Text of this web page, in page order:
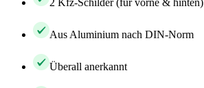
2 Kfz-Schilder (für vorne & hinten)
Aus Aluminium nach DIN-Norm
Überall anerkannt